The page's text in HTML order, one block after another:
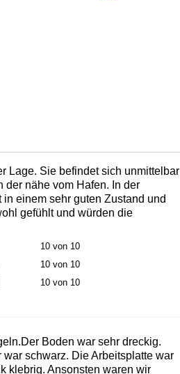
Lage. Sie befindet sich unmittelbar
der nähe vom Hafen. In der
einem sehr guten Zustand und
gefühlt und würden die
10 von 10
10 von 10
10 von 10
Boden war sehr dreckig.
schwarz. Die Arbeitsplatte war
klebrig. Ansonsten waren wir